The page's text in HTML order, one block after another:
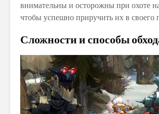
внимательны и осторожны при охоте
чтобы успешно приручить их в своего
Сложности и способы